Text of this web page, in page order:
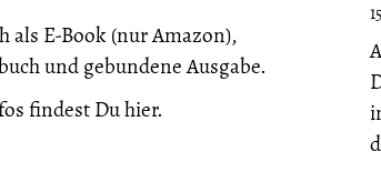
als E-Book (nur Amazon),
und gebundene Ausgabe.
findest Duhier.